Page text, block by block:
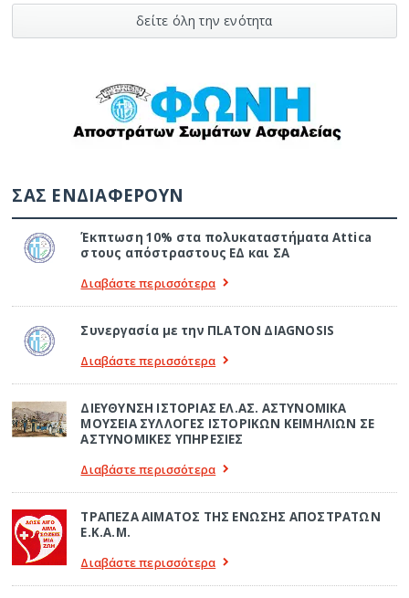
δείτε όλη την ενότητα
ΣΑΣ ΕΝΔΙΑΦΕΡΟΥΝ
Έκπτωση 10% στα πολυκαταστήματα Attica
στους απόστραστους ΕΔ και ΣΑ
Διαβάστε περισσότερα
Συνεργασία με την ΠLATON ΔIAGNOSIS
Διαβάστε περισσότερα
ΔΙΕΥΘΥΝΣΗ ΙΣΤΟΡΙΑΣ ΕΛ.ΑΣ. ΑΣΤΥΝΟΜΙΚΑ
ΜΟΥΣΕΙΑ ΣΥΛΛΟΓΕΣ ΙΣΤΟΡΙΚΩΝ ΚΕΙΜΗΛΙΩΝ ΣΕ
ΑΣΤΥΝΟΜΙΚΕΣ ΥΠΗΡΕΣΙΕΣ
Διαβάστε περισσότερα
ΤΡΑΠΕΖΑ ΑΙΜΑΤΟΣ ΤΗΣ ΕΝΩΣΗΣ ΑΠΟΣΤΡΑΤΩΝ
Ε.Κ.Α.Μ.
Διαβάστε περισσότερα